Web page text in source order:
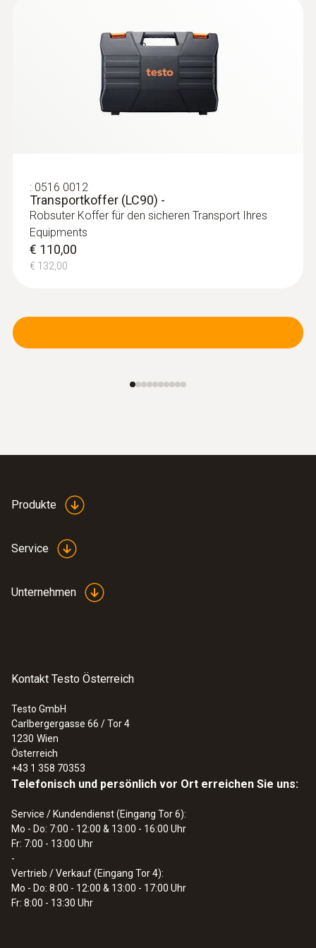
von 5 bis 65 mm
: 0516 0012
Transportkoffer (LC90) -
Robsuter Koffer für den sicheren Transport Ihres
Equipments
€ 110,00
€ 132,00
Produkte
Service
Unternehmen
Kontakt Testo Österreich
Testo GmbH
Carlbergergasse 66 / Tor 4
1230 Wien
Österreich
+43 1 358 70353
Telefonisch und persönlich vor Ort erreichen Sie uns:
Service / Kundendienst (Eingang Tor 6):
Mo - Do: 7:00 - 12:00 & 13:00 - 16:00 Uhr
Fr: 7:00 - 13:00 Uhr
-
Vertrieb / Verkauf (Eingang Tor 4):
Mo - Do: 8:00 - 12:00 & 13:00 - 17:00 Uhr
Fr: 8:00 - 13:30 Uhr